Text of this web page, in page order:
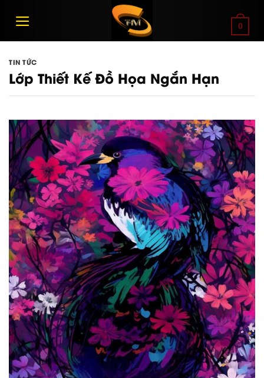
0
TIN TỨC
Lớp Thiết Kế Đồ Họa Ngắn Hạn